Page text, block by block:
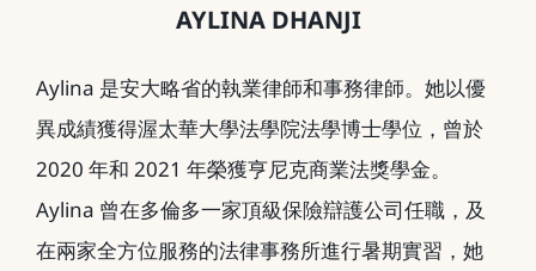
AYLINA DHANJI
Aylina 是安大略省的執業律師和事務律師。她以優
異成績獲得渥太華大學法學院法學博士學位，曾於
2020 年和 2021 年榮獲亨尼克商業法獎學金。
Aylina 曾在多倫多一家頂級保險辯護公司任職，及
在兩家全方位服務的法律事務所進行暑期實習，她